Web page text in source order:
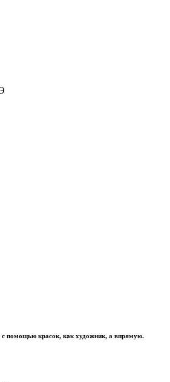
с помощью красок, как художник, а впрямую.